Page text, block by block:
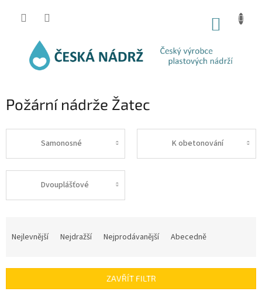
Požární nádrže Žatec
Samonosné K obetonování
Dvouplášťové
í
Nejlevnější Nejdražší Nejprodávanější Abecedně
ZAVŘÍT FILTR